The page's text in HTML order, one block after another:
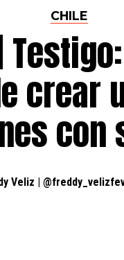
CHILE
crear
con
Veliz |